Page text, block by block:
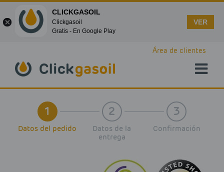
Área de clientes
1
Datos del pedido
2
Datos de la
entrega
3
Confirmación
CLICKGASOIL
Clickgasoil
Gratis - En Google Play
VER